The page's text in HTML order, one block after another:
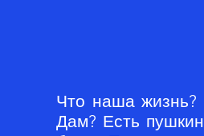
Что наша жизнь?
Дам? Есть